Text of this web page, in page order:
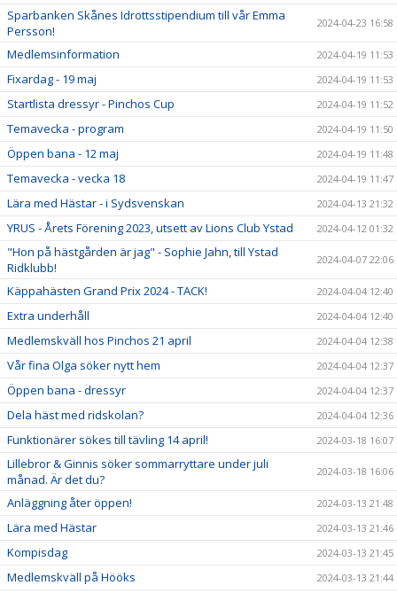
Sparbanken Skånes Idrottsstipendium till vår Emma
Persson!
2024-04-23 16:58
Medlemsinformation 2024-04-19 11:53
Fixardag - 19 maj 2024-04-19 11:53
Startlista dressyr - Pinchos Cup 2024-04-19 11:52
Temavecka - program 2024-04-19 11:50
Öppen bana - 12 maj 2024-04-19 11:48
Temavecka - vecka 18 2024-04-19 11:47
Lära med Hästar - i Sydsvenskan 2024-04-13 21:32
YRUS - Årets Förening 2023, utsett av Lions Club Ystad 2024-04-12 01:32
"Hon på hästgården är jag" - Sophie Jahn, till Ystad
Ridklubb!
2024-04-07 22:06
Käppahästen Grand Prix 2024 - TACK! 2024-04-04 12:40
Extra underhåll 2024-04-04 12:40
Medlemskväll hos Pinchos 21 april 2024-04-04 12:38
Vår fina Olga söker nytt hem 2024-04-04 12:37
Öppen bana - dressyr 2024-04-04 12:37
Dela häst med ridskolan? 2024-04-04 12:36
Funktionärer sökes till tävling 14 april! 2024-03-18 16:07
Lillebror & Ginnis söker sommarryttare under juli
månad. Är det du?
2024-03-18 16:06
Anläggning åter öppen! 2024-03-13 21:48
Lära med Hästar 2024-03-13 21:46
Kompisdag 2024-03-13 21:45
Medlemskväll på Hööks 2024-03-13 21:44